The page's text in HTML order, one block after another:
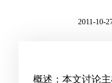
2011-10-
概述：本文讨论